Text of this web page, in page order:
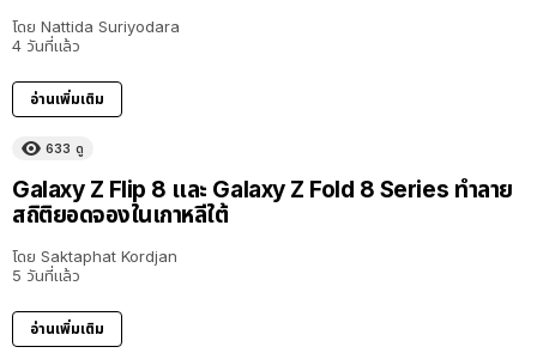
โดย Nattida Suriyodara
4 วันที่แล้ว
อ่านเพิ่มเติม
633 ดู
Galaxy Z Flip 8 และ Galaxy Z Fold 8 Series ทำลาย
สถิติยอดจองในเกาหลีใต้
โดย Saktaphat Kordjan
5 วันที่แล้ว
อ่านเพิ่มเติม